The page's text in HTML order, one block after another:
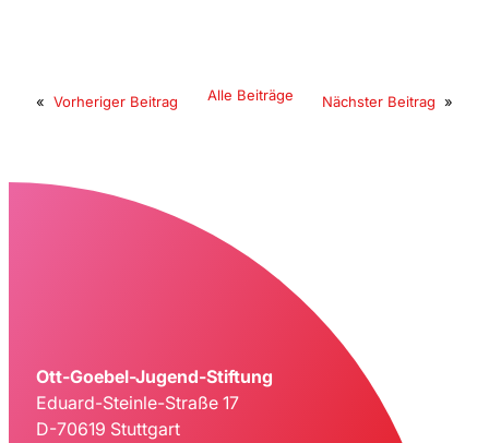
« Vorheriger Beitrag Alle Beiträge Nächster Beitrag »
Ott-Goebel-Jugend-Stiftung
Eduard-Steinle-Straße 17
D-70619 Stuttgart